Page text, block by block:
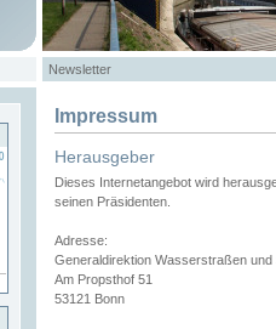
Newsletter
Impressum
Herausgeber
Dieses Internetangebot wird
seinen Präsidenten.
Adresse:
Generaldirektion Wasserstraßen und
Am Propsthof 51
53121 Bonn